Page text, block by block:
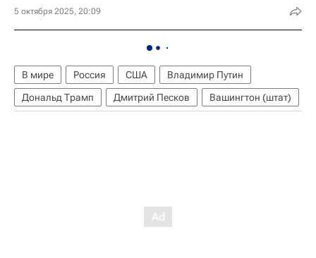
5 октября 2025, 20:09
В мире Россия США
Владимир Путин
Дональд Трамп
Дмитрий Песков Вашингтон (штат)